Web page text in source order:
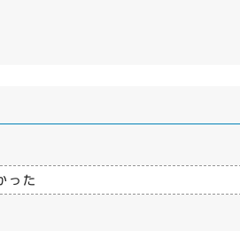
った